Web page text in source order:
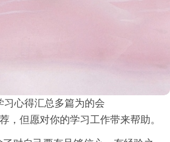
习心得汇总多篇为的会
，但愿对你的学习工作带来帮助。